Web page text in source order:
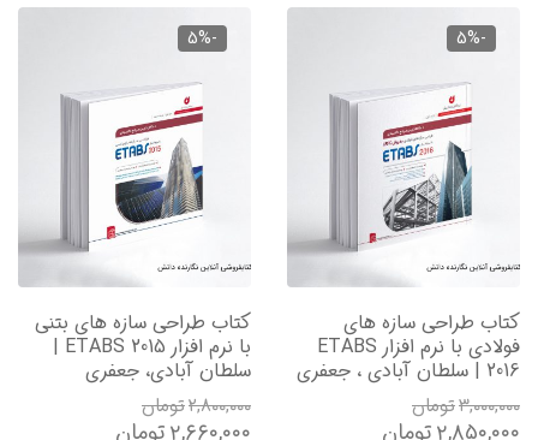
-5%
کتاب طراحی سازه های
فولادی با نرم افزار ETABS
2016 | سلطان آبادی ، جعفری
۳,۰۰۰,۰۰۰تومان
۲,۸۵۰,۰۰۰تومان
-5%
کتاب طراحی سازه های بتنی
با نرم افزار ETABS 2015 |
سلطان آبادی، جعفری
۲,۸۰۰,۰۰۰تومان
۲,۶۶۰,۰۰۰تومان